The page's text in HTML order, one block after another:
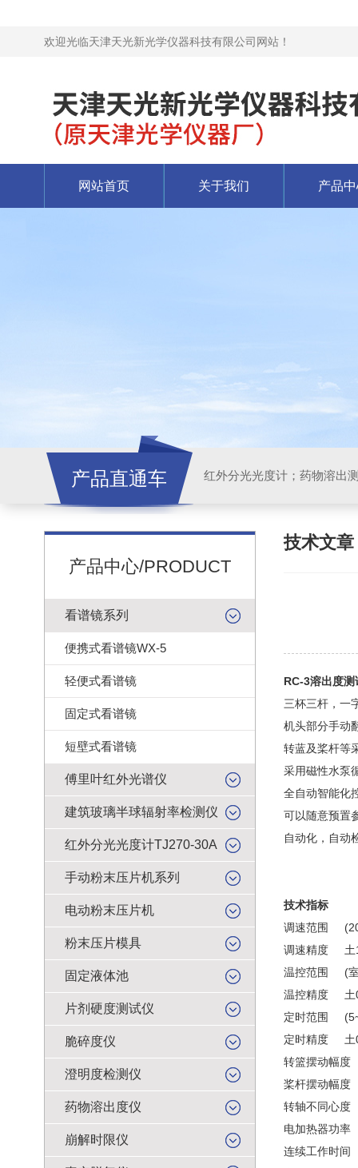
欢迎光临天津天光新光学仪器科技有限公司网站！
网站首页 关于我们 产品
产品直通车 红外分光光度计；药物溶出
产品中心/PRODUCT
看谱镜系列
便携式看谱镜WX-5
轻便式看谱镜
固定式看谱镜
短壁式看谱镜
傅里叶红外光谱仪
建筑玻璃半球辐射率检测仪
红外分光光度计TJ270-30A
手动粉末压片机系列
电动粉末压片机
粉末压片模具
固定液体池
片剂硬度测试仪
脆碎度仪
澄明度检测仪
药物溶出度仪
崩解时限仪
技术文章
RC-3溶出度测
三杯三杆，一
机头部分手动
转蓝及桨杆等
采用磁性水泵
全自动智能化
可以随意预置
自动化，自动
技术指标
调速范围
调速精度 土
温控范围 (室
温控精度 土
定时范围
定时精度 土
转篮摆动幅
桨杆摆动幅
转轴不同心
电加热器功
连续工作时